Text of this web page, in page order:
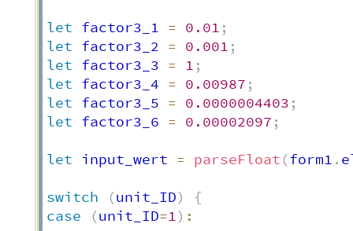
let factor3_1 = 0.01 ;
let factor3_2 = 0.001 ;
let factor3_3 = 1 ;
let factor3_4 = 0.00987 ;
let factor3_5 = 0.0000004403 ;
let factor3_6 = 0.00002097 ;
let input_wert = parseFloat (form1 .
switch (unit_ID)
{
case
(unit_ID=1) :